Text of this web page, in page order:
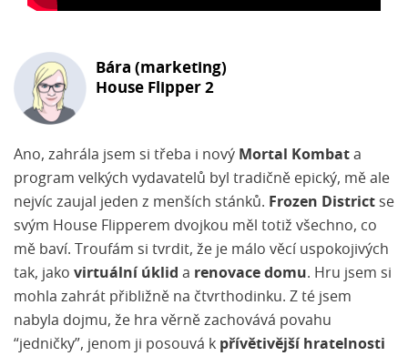
Bára (marketing)
House Flipper 2
Ano, zahrála jsem si třeba i nový Mortal Kombat a
program velkých vydavatelů byl tradičně epický, mě ale
nejvíc zaujal jeden z menších stánků. Frozen District se
svým House Flipperem dvojkou měl totiž všechno, co
mě baví. Troufám si tvrdit, že je málo věcí uspokojivých
tak, jako virtuální úklid a renovace domu. Hru jsem si
mohla zahrát přibližně na čtvrthodinku. Z té jsem
nabyla dojmu, že hra věrně zachovává povahu
“jedničky”, jenom ji posouvá k přívětivější hratelnosti